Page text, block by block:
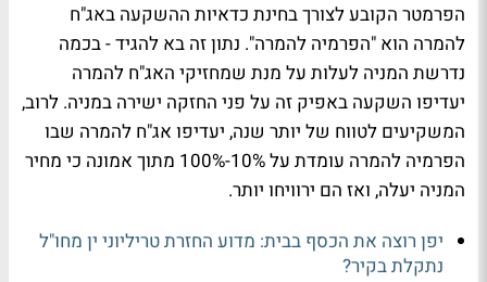
הפרמטר הקובע לצורך בחינת כדאיות ההשקעה באג"ח
להמרה הוא "הפרמיה להמרה". נתון זה בא להגיד - בכמה
נדרשת המניה לעלות על מנת שמחזיקי האג"ח להמרה
יעדיפו השקעה באפיק זה על פני החזקה ישירה במניה. לרוב,
המשקיעים לטווח של יותר שנה, יעדיפו אג"ח להמרה שבו
הפרמיה להמרה עומדת על 10%-100% מתוך אמונה כי מחיר
המניה יעלה, ואז הם ירוויחו יותר.
יפן רוצה את הכסף בבית: מדוע החזרת טריליוני ין מחו"ל
נתקלת בקיר?